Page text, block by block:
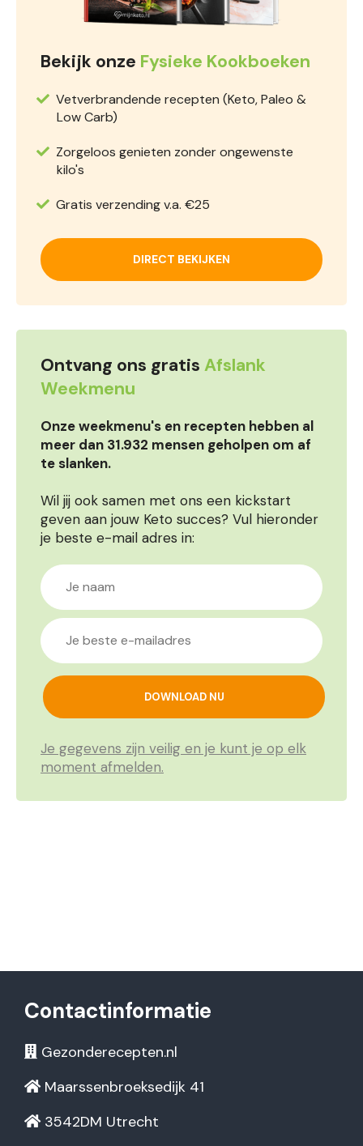
Bekijk onze Fysieke Kookboeken
Vetverbrandende recepten (Keto, Paleo &
Low Carb)
Zorgeloos genieten zonder ongewenste
kilo's
Gratis verzending v.a. €25
DIRECT BEKIJKEN
Ontvang ons gratis Afslank
Weekmenu
Onze weekmenu's en recepten hebben al
meer dan 31.932 mensen geholpen om af
te slanken.
Wil jij ook samen met ons een kickstart
geven aan jouw Keto succes? Vul hieronder
je beste e-mail adres in:
Je gegevens zijn veilig en je kunt je op elk
moment afmelden.
Contactinformatie
Gezonderecepten.nl
Maarssenbroeksedijk 41
3542DM Utrecht